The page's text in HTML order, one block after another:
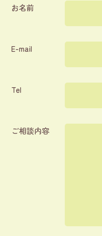
お名前
E-mail
Tel
ご相談内容